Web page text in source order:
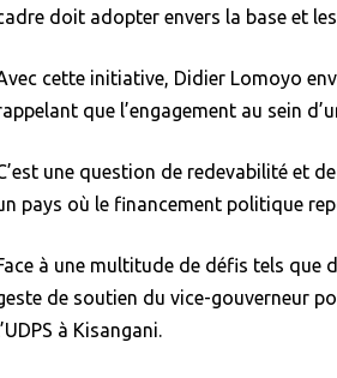
doit adopter envers la base et
cette initiative, Didier Lomoyo
que l’engagement au sein
une question de redevabilité et
pays où le financement politique
à une multitude de défis tels
de soutien du vice-gouverneur
à Kisangani.